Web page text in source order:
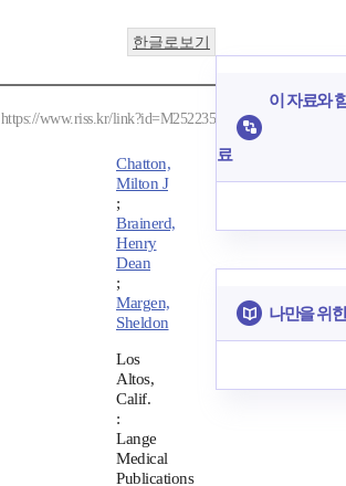
한글로보기
https://www.riss.kr/link?id=M252235
Chatton,
Milton J
;
Brainerd,
Henry
Dean
;
Margen,
Sheldon
Los
Altos,
Calif.
:
Lange
Medical
Publications
이 자료와
료
나만을 위